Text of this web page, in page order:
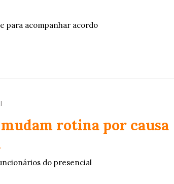
para acompanhar acordo
rotina por causa
do presencial